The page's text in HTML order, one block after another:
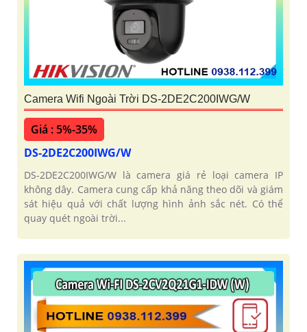
Camera Wifi Ngoài Trời DS-2DE2C200IWG/W
Giá : 5%-35%
DS-2DE2C200IWG/W
DS-2DE2C200IWG/W là camera giá rẻ loại camera IP
không dây. Camera cung cấp khả năng theo dõi và giám
sát hiệu quả với chất lượng hình ảnh sắc nét. Có thể
quay quét ngoài trời...